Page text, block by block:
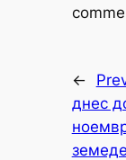
←
днес